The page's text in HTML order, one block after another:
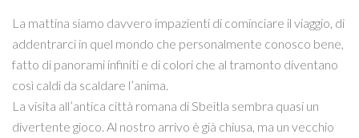
La mattina siamo davvero impazienti di cominciare il viaggio, di
addentrarci in quel mondo che personalmente conosco bene,
fatto di panorami infiniti e di colori che al tramonto diventano
così caldi da scaldare l’anima.
La visita all’antica città romana di Sbeitla sembra quasi un
divertente gioco. Al nostro arrivo è già chiusa, ma un vecchio